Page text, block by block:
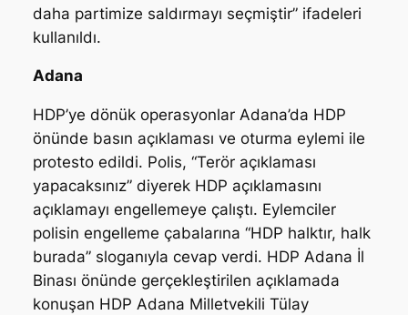
daha partimize saldırmayı seçmiştir” ifadeleri
kullanıldı.
Adana
HDP’ye dönük operasyonlar Adana’da HDP
önünde basın açıklaması ve oturma eylemi ile
protesto edildi. Polis, “Terör açıklaması
yapacaksınız” diyerek HDP açıklamasını
açıklamayı engellemeye çalıştı. Eylemciler
polisin engelleme çabalarına “HDP halktır, halk
burada” sloganıyla cevap verdi. HDP Adana İl
Binası önünde gerçekleştirilen açıklamada
konuşan HDP Adana Milletvekili Tülay